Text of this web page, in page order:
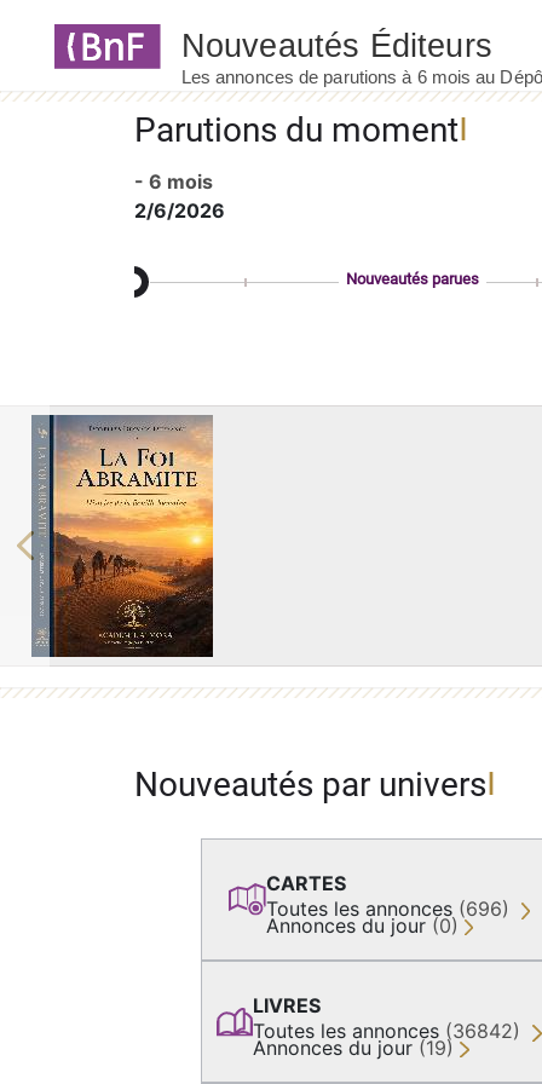
Parutions du moment
- 6 mois
2/6/2026
Nouveautés parues
Previous
Nouveautés par univers
CARTES
Toutes les annonces (696)
Annonces du jour (0)
LIVRES
Toutes les annonces (36842)
Annonces du jour (19)